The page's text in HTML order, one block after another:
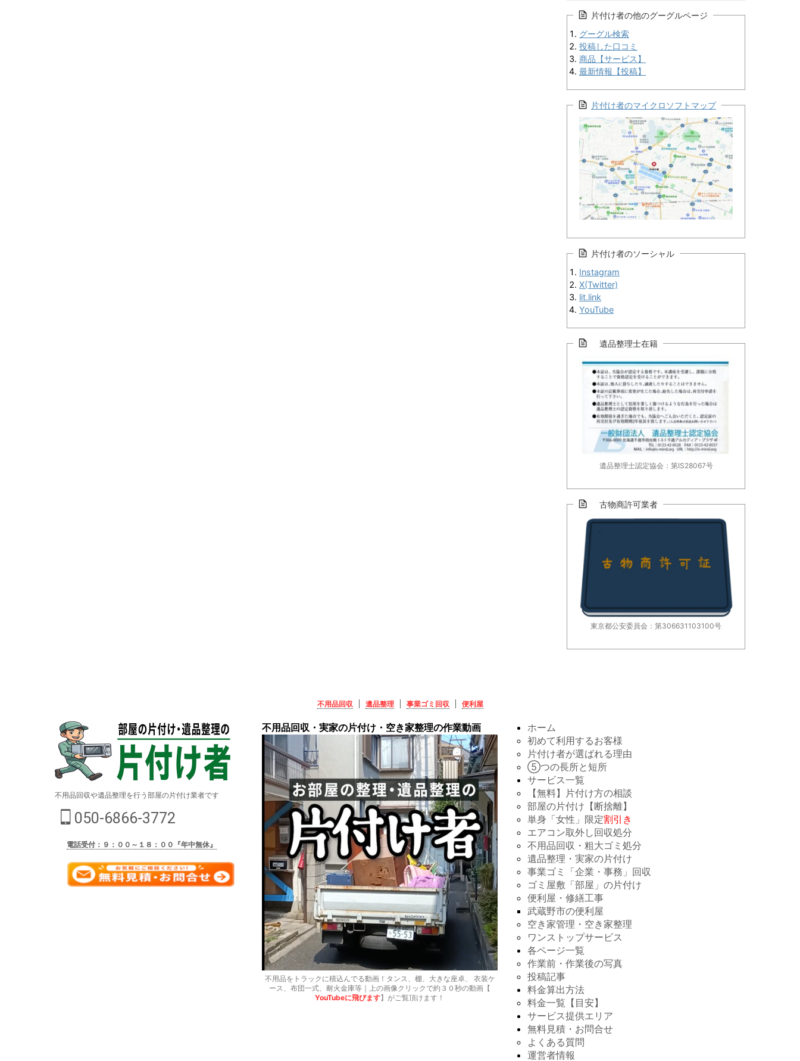
片付け者の他のグーグルページ
グーグル検索
投稿した口コミ
商品【サービス】
最新情報【投稿】
片付け者のマイクロソフトマップ
片付け者のソーシャル
Instagram
X(Twitter)
lit.link
YouTube
遺品整理士在籍
遺品整理士認定協会：第IS28067号
古物商許可業者
東京都公安委員会：第306631103100号
不用品回収 遺品整理 事業ゴミ回収 便利屋
不用品回収・実家の片付け・空き家整理の作業動画
不用品をトラックに積込んでる動画！タンス、棚、大きな座卓、 衣装ケ
ース、布団一式、耐火金庫等｜上の画像クリックで約３０秒の動画【
YouTubeに飛びます】がご覧頂けます！
ホーム
初めて利用するお客様
片付け者が選ばれる理由
⑤つの長所と短所
サービス一覧
【無料】片付け方の相談
部屋の片付け【断捨離】
単身「女性」限定割引き
エアコン取外し回収処分
不用品回収・粗大ゴミ処分
遺品整理・実家の片付け
事業ゴミ「企業・事務」回収
ゴミ屋敷「部屋」の片付け
便利屋・修繕工事
武蔵野市の便利屋
空き家管理・空き家整理
ワンストップサービス
各ページ一覧
作業前・作業後の写真
投稿記事
料金算出方法
料金一覧【目安】
サービス提供エリア
無料見積・お問合せ
よくある質問
運営者情報
不用品回収や遺品整理を行う部屋の片付け業者です
050-6866-3772
電話受付：９：００～１８：００『年中無休』